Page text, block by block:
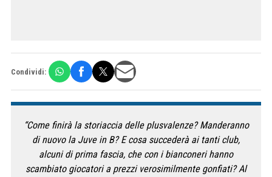
Condividi:
“Come finirà la storiaccia delle plusvalenze? Manderanno
di nuovo la Juve in B? E cosa succederà ai tanti club,
alcuni di prima fascia, che con i bianconeri hanno
scambiato giocatori a prezzi verosimilmente gonfiati? Al